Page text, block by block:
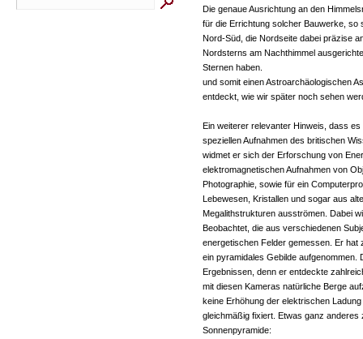
Die genaue Ausrichtung an den
für die Errichtung solcher Bauwerke, so
Nord-Süd, die Nordseite dabei präzise
Nordsterns am Nachthimmel
Sternen haben.
und somit einen Astroarchäologischen
entdeckt, wie wir später noch sehen
Ein weiterer relevanter Hinweis, dass
speziellen Aufnahmen des britischen
widmet er sich der Erforschung von
elektromagnetischen Aufnahmen von
Photographie, sowie für ein
Lebewesen, Kristallen und sogar aus
Megalithstrukturen ausströmen. Dabei
Beobachtet, die aus verschiedenen
energetischen Felder gemessen. Er hat
ein pyramidales Gebilde
Ergebnissen, denn er entdeckte
mit diesen Kameras natürliche Berge
keine Erhöhung der elektrischen
gleichmäßig fixiert. Etwas ganz anderes
Sonnenpyramide: